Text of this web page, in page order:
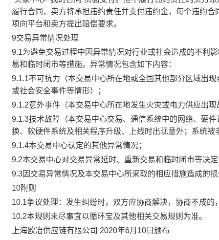
履行合同，卖方将承担违约责任并支付违约金，每个违约
项向平台和卖方提出赔偿要求。
9交易异常情况处理
9.1为避免交易过程中因异常情况对行业或社会造成的不利
易和临时闭市等措施。异常情况包含如下内容：
9.1.1不可抗力（本交易中心所在地或全国其他部分区域出
或社会安全事件等情形）；
9.1.2意外事件（本交易中心所在地发生火灾或电力供应出
9.1.3技术故障（本交易中心交易、通信系统中的网络、硬
换、软硬件系统及相关程序升级、上线时出现意外；系统
9.1.4本交易中心认定的其他异常情况；
9.2本交易中心对交易异常延时、重新交易和临时闭市等决
9.3因交易异常情况及本交易中心所采取的相应措施造成的
10附则
10.1争议处理：发生纠纷时，双方应协商解决，协商不成
10.2本规则未尽事宜以循环宝及其他相关交易规则为准。
上海欧冶供应链有限公司 2020年6月10日颁布